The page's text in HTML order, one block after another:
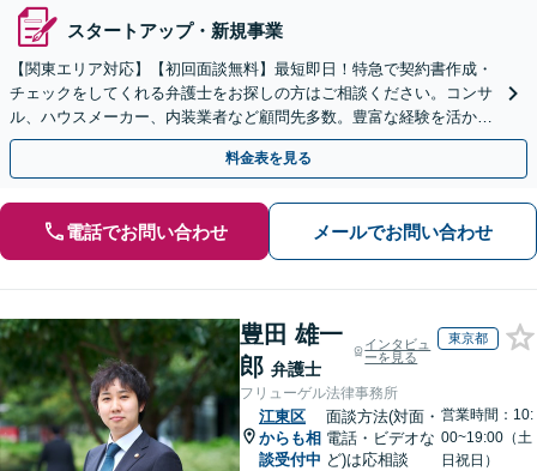
スタートアップ・新規事業
【関東エリア対応】【初回面談無料】最短即日！特急で契約書作成・
チェックをしてくれる弁護士をお探しの方はご相談ください。コンサ
ル、ハウスメーカー、内装業者など顧問先多数。豊富な経験を活か
し、法的視点でアドバイスいたします【オンライン面談可】
料金表を見る
電話でお問い合わせ メールでお問い合わせ
豊田 雄一
郎 弁護士
インタビュ
ーを見る
東京都
フリューゲル法律事務所
江東区
からも相
談受付中
面談方法(対面・
電話・ビデオな
ど)は応相談
営業時間：10:
00~19:00（土
日祝日）